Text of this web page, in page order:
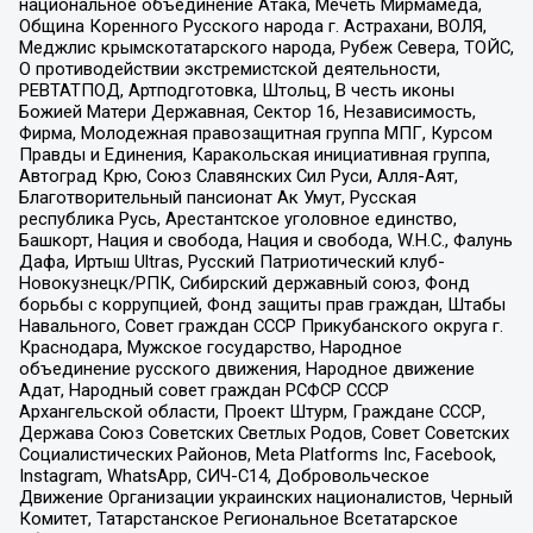
национальное объединение Атака, Мечеть Мирмамеда,
Община Коренного Русского народа г. Астрахани, ВОЛЯ,
Меджлис крымскотатарского народа, Рубеж Севера, ТОЙС,
О противодействии экстремистской деятельности,
РЕВТАТПОД, Артподготовка, Штольц, В честь иконы
Божией Матери Державная, Сектор 16, Независимость,
Фирма, Молодежная правозащитная группа МПГ, Курсом
Правды и Единения, Каракольская инициативная группа,
Автоград Крю, Союз Славянских Сил Руси, Алля-Аят,
Благотворительный пансионат Ак Умут, Русская
республика Русь, Арестантское уголовное единство,
Башкорт, Нация и свобода, Нация и свобода, W.H.С., Фалунь
Дафа, Иртыш Ultras, Русский Патриотический клуб-
Новокузнецк/РПК, Сибирский державный союз, Фонд
борьбы с коррупцией, Фонд защиты прав граждан, Штабы
Навального, Совет граждан СССР Прикубанского округа г.
Краснодара, Мужское государство, Народное
объединение русского движения, Народное движение
Адат, Народный совет граждан РСФСР СССР
Архангельской области, Проект Штурм, Граждане СССР,
Держава Союз Советских Светлых Родов, Совет Советских
Социалистических Районов, Meta Platforms Inc, Facebook,
Instagram, WhatsApp, СИЧ-С14, Добровольческое
Движение Организации украинских националистов, Черный
Комитет, Татарстанское Региональное Всетатарское